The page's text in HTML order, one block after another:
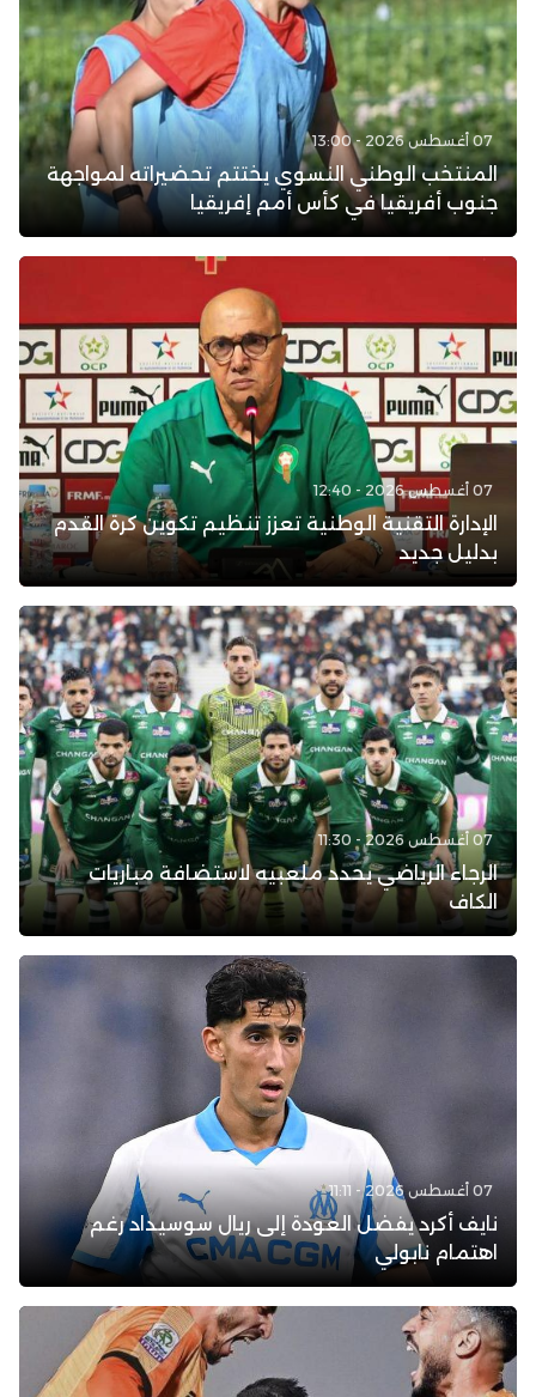
07 أغسطس 2026 - 13:00
المنتخب الوطني النسوي يختتم تحضيراته لمواجهة
جنوب أفريقيا في كأس أمم إفريقيا
07 أغسطس 2026 - 12:40
الإدارة التقنية الوطنية تعزز تنظيم تكوين كرة القدم
بدليل جديد
07 أغسطس 2026 - 11:30
الرجاء الرياضي يحدد ملعبيه لاستضافة مباريات
الكاف
07 أغسطس 2026 - 11:11
نايف أكرد يفضل العودة إلى ريال سوسيداد رغم
اهتمام نابولي